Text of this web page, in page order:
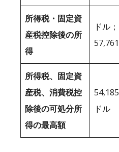
所得税・固定資
産税控除後の所
得
ドル；
57,761
所得税、固定資
産税、消費税控
除後の可処分所
得の最高額
54,185
ドル